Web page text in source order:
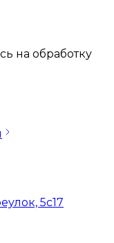
на обработку
5с17